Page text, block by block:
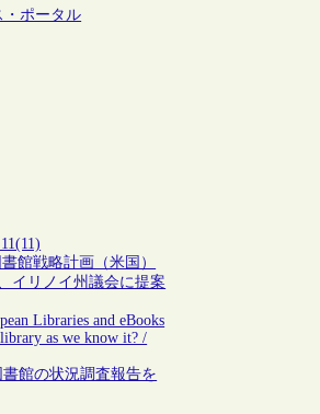
・ポータル
館戦略計画（米国）
イリノイ州議会に提案
Libraries and eBooks
as we know it? /
館の状況調査報告を